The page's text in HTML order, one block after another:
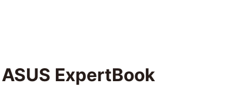
B5（B5404CMA）實測，首款 AI 商用筆電聰明提高效率
ExpertBook